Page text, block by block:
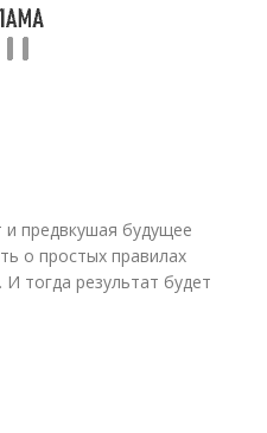
предвкушая будущее
о простых правилах
тогда результат будет